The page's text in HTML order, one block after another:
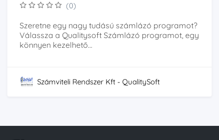
(0)
Szeretne egy nagy tudású számlázó programot?
Válassza a Qualitysoft Számlázó programot, egy
könnyen kezelhető...
Számviteli Rendszer Kft - QualitySoft